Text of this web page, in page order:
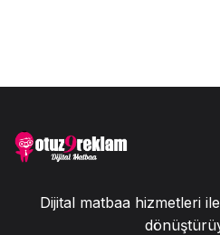
Dijital matbaa hizmetleri